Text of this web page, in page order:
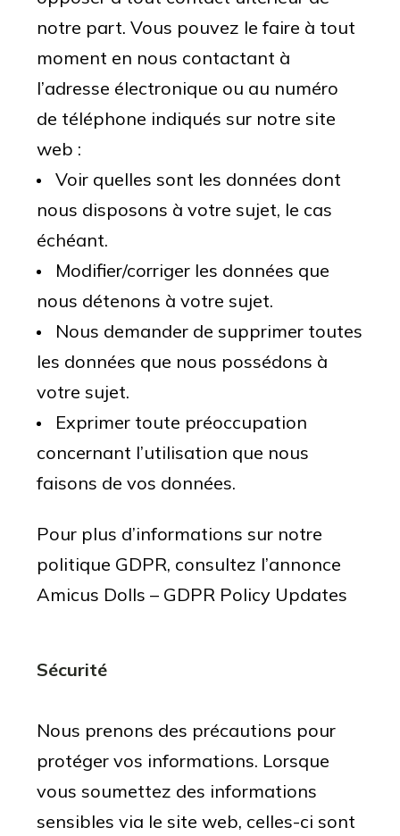
notre part. Vous pouvez le faire à tout
moment en nous contactant à
l’adresse électronique ou au numéro
de téléphone indiqués sur notre site
web :
Voir quelles sont les données dont
nous disposons à votre sujet, le cas
échéant.
Modifier/corriger les données que
nous détenons à votre sujet.
Nous demander de supprimer toutes
les données que nous possédons à
votre sujet.
Exprimer toute préoccupation
concernant l’utilisation que nous
faisons de vos données.
Pour plus d’informations sur notre
politique GDPR, consultez l’annonce
Amicus Dolls – GDPR Policy Updates
Sécurité
Nous prenons des précautions pour
protéger vos informations. Lorsque
vous soumettez des informations
sensibles via le site web, celles-ci sont